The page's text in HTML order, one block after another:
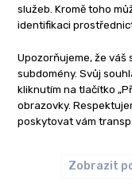
služeb. Kromě toho
identifikaci
Upozorňujeme, že váš
subdomény. Svůj
kliknutím na tlačítko
obrazovky.
poskytovat vám
Zobrazit